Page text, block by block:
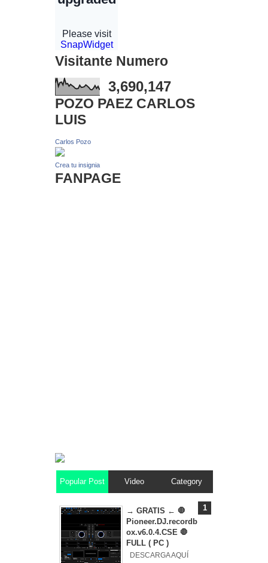
Visitante Numero
3,690,147
POZO PAEZ CARLOS
LUIS
Carlos Pozo
Crea tu insignia
FANPAGE
Popular Post Video Category
→ GRATIS ← 🛑
Pioneer.DJ.recordb
ox.v6.0.4.CSE 🛑
FULL ( PC )
DESCARGA AQUÍ